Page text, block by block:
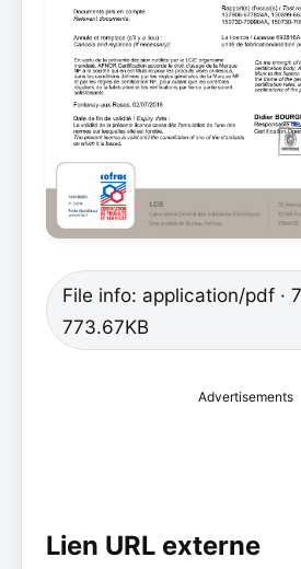
File info: application/pdf ·
773.67KB
Advertisements
Lien URL externe